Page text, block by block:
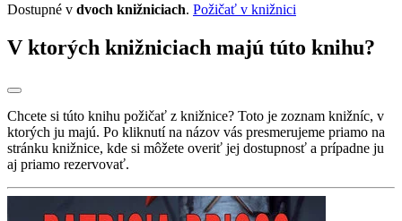
Dostupné v dvoch knižniciach. Požičať v knižnici
V ktorých knižniciach majú túto knihu?
Chcete si túto knihu požičať z knižnice? Toto je zoznam knižníc, v
ktorých ju majú. Po kliknutí na názov vás presmerujeme priamo na
stránku knižnice, kde si môžete overiť jej dostupnosť a prípadne ju
aj priamo rezervovať.